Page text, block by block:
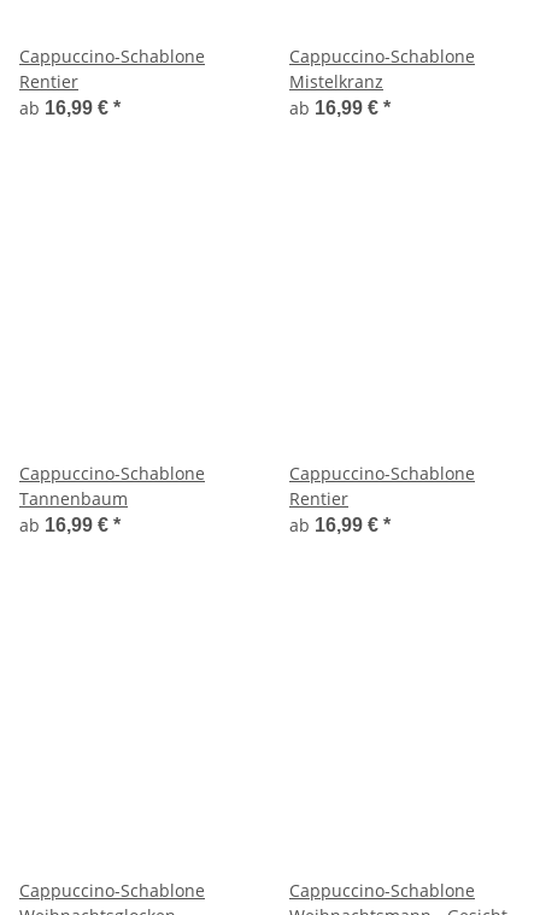
Cappuccino-Schablone
Rentier
ab 16,99 € *
Cappuccino-Schablone
Mistelkranz
ab 16,99 € *
Cappuccino-Schablone
Tannenbaum
ab 16,99 € *
Cappuccino-Schablone
Rentier
ab 16,99 € *
Cappuccino-Schablone
Cappuccino-Schablone